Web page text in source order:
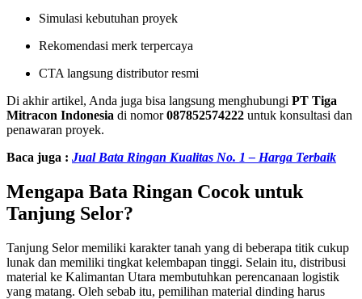
Simulasi kebutuhan proyek
Rekomendasi merk terpercaya
CTA langsung distributor resmi
Di akhir artikel, Anda juga bisa langsung menghubungi PT Tiga
Mitracon Indonesia di nomor087852574222 untuk konsultasi dan
penawaran proyek.
Baca juga : Jual Bata Ringan Kualitas No. 1 – Harga Terbaik
Mengapa Bata Ringan Cocok untuk
Tanjung Selor?
Tanjung Selor memiliki karakter tanah yang di beberapa titik cukup
lunak dan memiliki tingkat kelembapan tinggi. Selain itu, distribusi
material ke Kalimantan Utara membutuhkan perencanaan logistik
yang matang. Oleh sebab itu, pemilihan material dinding harus